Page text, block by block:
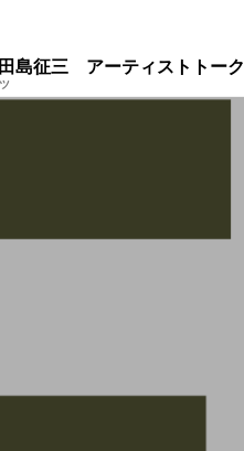
征三 アーティストトーク